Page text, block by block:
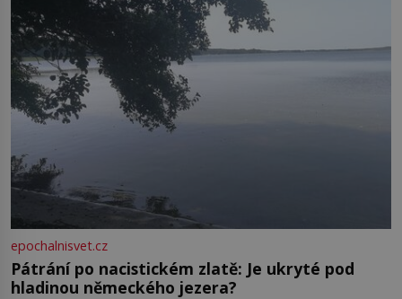
epochalnisvet.cz
Pátrání po nacistickém zlatě: Je ukryté pod
hladinou německého jezera?